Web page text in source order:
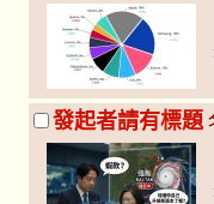
發起者請有標題